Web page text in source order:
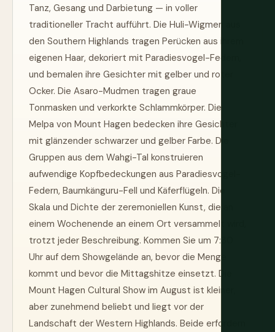
Tanz, Gesang und Darbietung — in voller
traditioneller Tracht aufführt. Die Huli-Wigmen aus
den Southern Highlands tragen Perücken aus ihrem
eigenen Haar, dekoriert mit Paradiesvogel-Federn,
und bemalen ihre Gesichter mit gelber und roter
Ocker. Die Asaro-Mudmen tragen graue
Tonmasken und verkorkte Schlammkörper. Die
Melpa von Mount Hagen bedecken ihre Gesichter
mit glänzender schwarzer und gelber Farbe. Die
Gruppen aus dem Wahgi-Tal konstruieren
aufwendige Kopfbedeckungen aus Paradiesvogel-
Federn, Baumkänguru-Fell und Käferflügeln. Die
Skala und Dichte der zeremoniellen Kunst, die an
einem Wochenende an einem Ort versammelt wird,
trotzt jeder Beschreibung. Kommen Sie um 7:30
Uhr auf dem Showgelände an, bevor die Menge
kommt und bevor die Mittagshitze einsetzt. Die
Mount Hagen Cultural Show im August ist kleiner,
aber zunehmend beliebt und liegt vor der
Landschaft der Western Highlands. Beide erfordern